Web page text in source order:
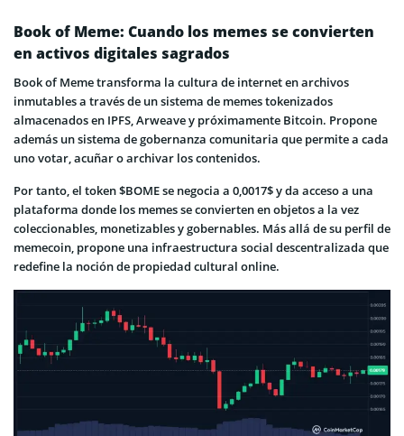
Book of Meme: Cuando los memes se convierten
en activos digitales sagrados
Book of Meme transforma la cultura de internet en archivos
inmutables a través de un sistema de memes tokenizados
almacenados en IPFS, Arweave y próximamente Bitcoin. Propone
además un sistema de gobernanza comunitaria que permite a cada
uno votar, acuñar o archivar los contenidos.
Por tanto, el token $BOME se negocia a 0,0017$ y da acceso a una
plataforma donde los memes se convierten en objetos a la vez
coleccionables, monetizables y gobernables. Más allá de su perfil de
memecoin, propone una infraestructura social descentralizada que
redefine la noción de propiedad cultural online.